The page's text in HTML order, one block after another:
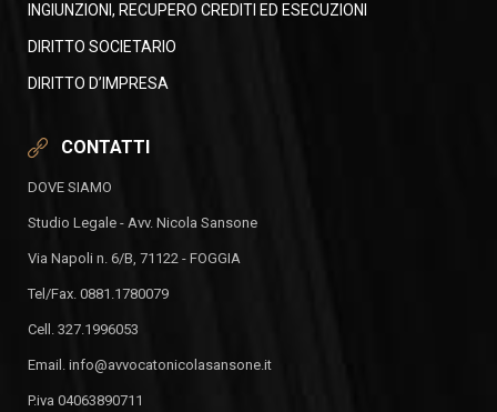
INGIUNZIONI, RECUPERO CREDITI ED ESECUZIONI
DIRITTO SOCIETARIO
DIRITTO D’IMPRESA
CONTATTI
DOVE SIAMO
Studio Legale - Avv. Nicola Sansone
Via Napoli n. 6/B, 71122 - FOGGIA
Tel/Fax. 0881.1780079
Cell. 327.1996053
Email. info@avvocatonicolasansone.it
P.iva 04063890711